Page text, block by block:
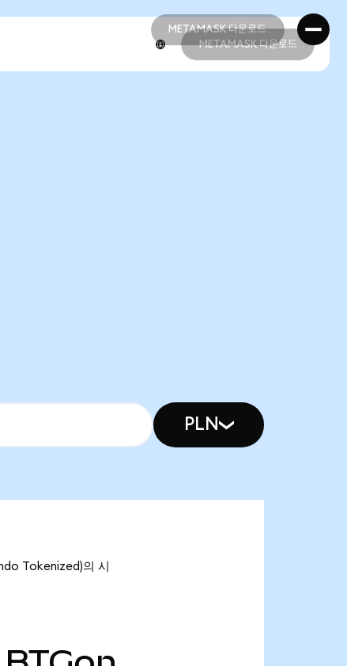
METAMASK 다운로드
METAMASK 다운로드
METAMASK 다운로드
PLN
Tokenized)의 시